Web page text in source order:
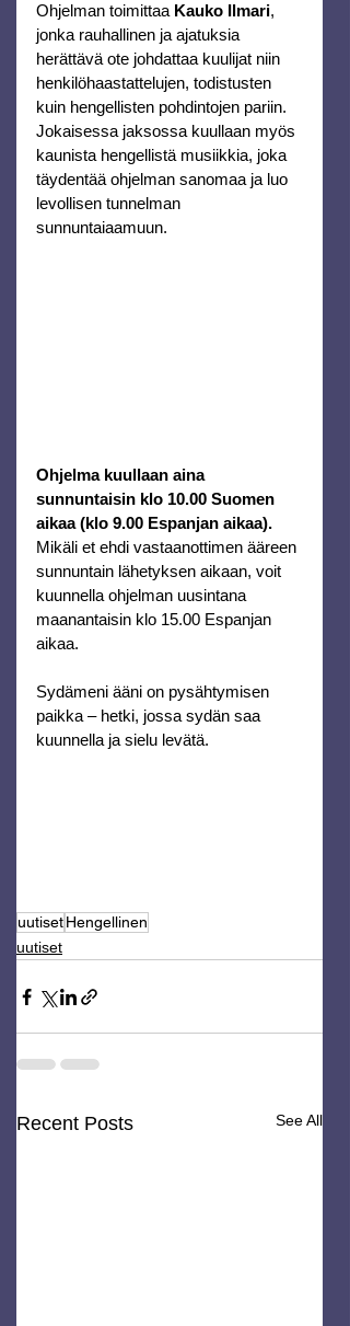
Ohjelman toimittaa Kauko Ilmari,
jonka rauhallinen ja ajatuksia
herättävä ote johdattaa kuulijat niin
henkilöhaastattelujen, todistusten
kuin hengellisten pohdintojen pariin.
Jokaisessa jaksossa kuullaan myös
kaunista hengellistä musiikkia, joka
täydentää ohjelman sanomaa ja luo
levollisen tunnelman
sunnuntaiaamuun.
Ohjelma kuullaan aina
sunnuntaisin klo 10.00 Suomen
aikaa (klo 9.00 Espanjan aikaa).
Mikäli et ehdi vastaanottimen ääreen
sunnuntain lähetyksen aikaan, voit
kuunnella ohjelman uusintana
maanantaisin klo 15.00 Espanjan
aikaa.
Sydämeni ääni on pysähtymisen
paikka – hetki, jossa sydän saa
kuunnella ja sielu levätä.
uutisetHengellinen
uutiset
Recent Posts See All